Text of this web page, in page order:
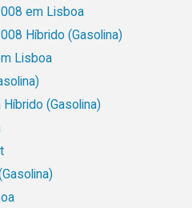
em Lisboa
Híbrido (Gasolina)
Lisboa
(Gasolina)